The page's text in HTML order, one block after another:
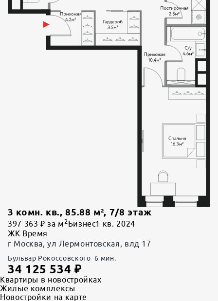
3 комн. кв., 85.88 м², 7/8 этаж
397 363 ₽ за м 2 Бизнес1 кв. 2024
ЖК Время
г Москва, ул Лермонтовская, влд 17
Бульвар Рокоссовского 6 мин.
34 125 534 ₽
Квартиры в новостройках
Жилые комплексы
Новостройки на карте